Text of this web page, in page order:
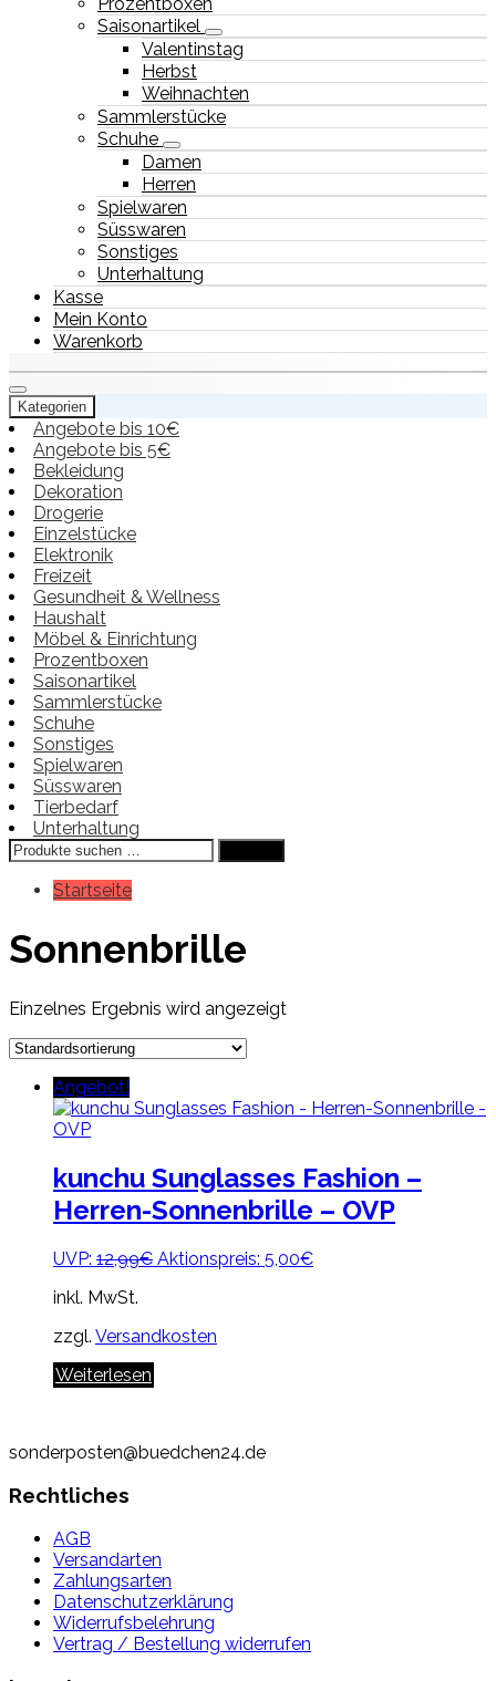
Saisonartikel
Valentinstag
Herbst
Weihnachten
Sammlerstücke
Schuhe
Damen
Herren
Spielwaren
Süsswaren
Sonstiges
Unterhaltung
Kasse
Mein Konto
Warenkorb
Kategorien
Angebote bis 10€
Angebote bis 5€
Bekleidung
Dekoration
Drogerie
Einzelstücke
Elektronik
Freizeit
Gesundheit & Wellness
Haushalt
Möbel & Einrichtung
Prozentboxen
Saisonartikel
Sammlerstücke
Schuhe
Sonstiges
Spielwaren
Süsswaren
Tierbedarf
Unterhaltung
Suchen
nach:
Startseite
Sonnenbrille
Einzelnes Ergebnis wird angezeigt
Angebot!
kunchu Sunglasses Fashion –
Herren-Sonnenbrille – OVP
UVP: 12,99€ Ursprünglicher
Aktionspreis: 5,00€Aktueller
inkl. MwSt.
zzgl. Versandkosten
Weiterlesen
sonderposten@buedchen24.de
Rechtliches
AGB
Versandarten
Zahlungsarten
Datenschutzerklärung
Widerrufsbelehrung
Vertrag / Bestellung widerrufen